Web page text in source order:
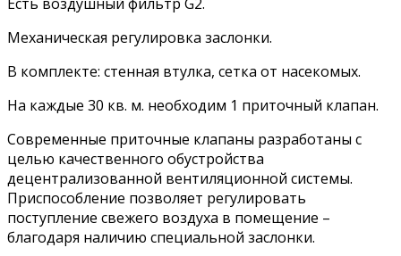
Механическая регулировка заслонки.
В комплекте: стенная втулка, сетка от насекомых.
На каждые 30 кв. м. необходим 1 приточный клапан.
Современные приточные клапаны разработаны с
целью качественного обустройства
децентрализованной вентиляционной системы.
Приспособление позволяет регулировать
поступление свежего воздуха в помещение –
благодаря наличию специальной заслонки.